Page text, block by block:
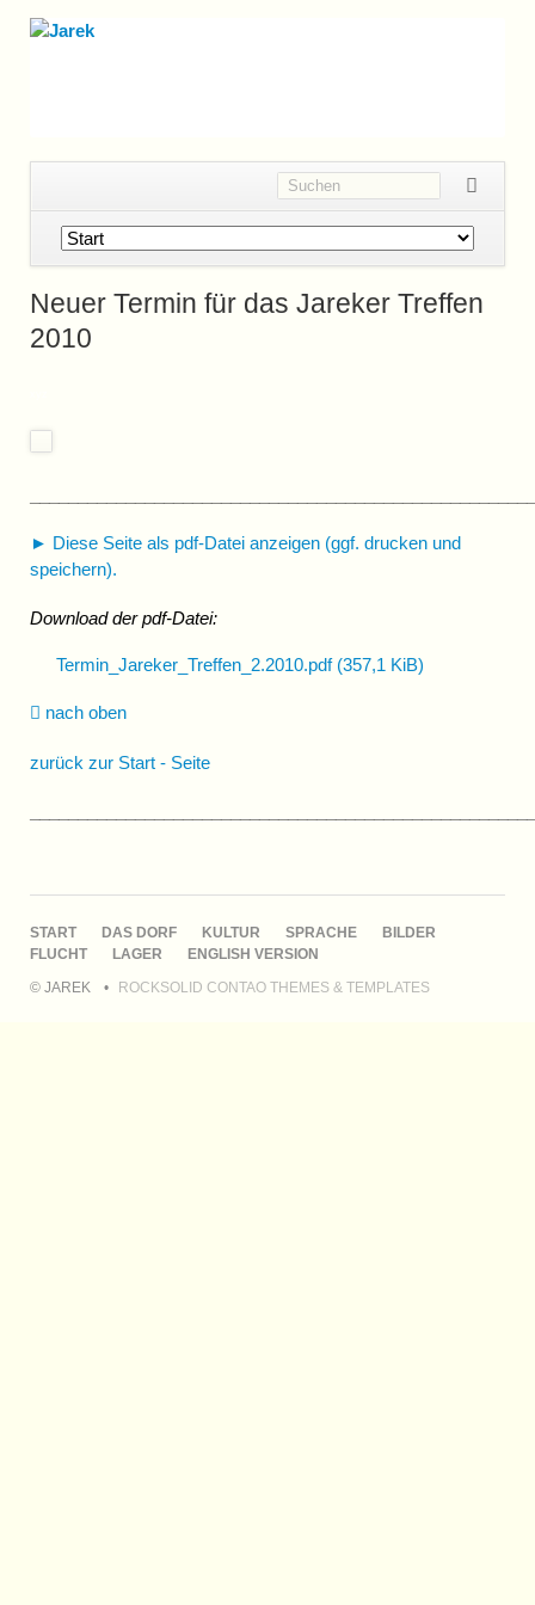
Navigation
überspringen
Neuer Termin für das Jareker Treffen
2010
► Diese Seite als pdf-Datei anzeigen (ggf. drucken und
speichern).
Download der pdf-Datei:
Termin_Jareker_Treffen_2.2010.pdf (357,1 KiB)
nach oben
zurück zur Start - Seite
NAVIGATION
ÜBERSPRINGEN
START DAS DORF KULTUR SPRACHE
BILDER
FLUCHT
LAGER
ENGLISH VERSION
© JAREK
ROCKSOLID CONTAO THEMES & TEMPLATES